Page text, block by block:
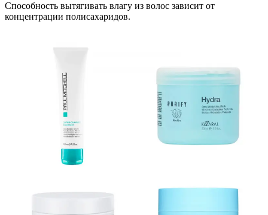
Способность вытягивать влагу из волос зависит от
концентрации полисахаридов.